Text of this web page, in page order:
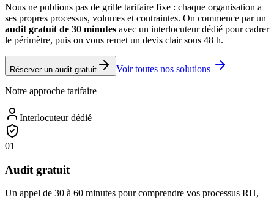
Nous ne publions pas de grille tarifaire fixe : chaque organisation a
ses propres processus, volumes et contraintes. On commence par un
audit gratuit de 30 minutes avec un interlocuteur dédié pour cadrer
le périmètre, puis on vous remet un devis clair sous 48 h.
Réserver un audit gratuit Voir toutes nos solutions
Notre approche tarifaire
Interlocuteur dédié
01
Audit gratuit
Un appel de 30 à 60 minutes pour comprendre vos processus RH,